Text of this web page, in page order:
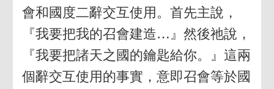
會和國度二辭交互使用。首先主說，
『我要把我的召會建造…』然後祂說，
『我要把諸天之國的鑰匙給你。』這兩
個辭交互使用的事實，意即召會等於國